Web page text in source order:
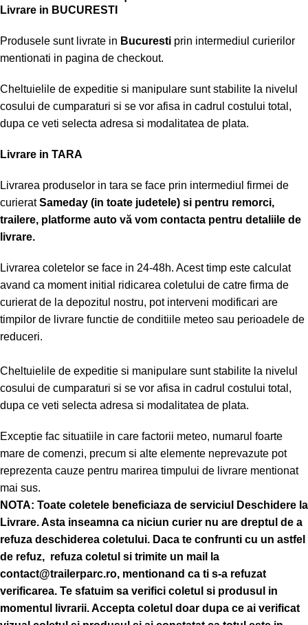
Livrare in BUCURESTI
Produsele sunt livrate in Bucuresti prin intermediul curierilor
mentionati in pagina de checkout.
Cheltuielile de expeditie si manipulare sunt stabilite la nivelul
cosului de cumparaturi si se vor afisa in cadrul costului total,
dupa ce veti selecta adresa si modalitatea de plata.
Livrare in TARA
Livrarea produselor in tara se face prin intermediul firmei de
curieratSameday (in toate judetele) si pentru remorci,
trailere, platforme auto vă vom contacta pentru detaliile de
livrare.
Livrarea coletelor se face in 24-48h. Acest timp este calculat
avand ca moment initial ridicarea coletului de catre firma de
curierat de la depozitul nostru, pot interveni modificari are
timpilor de livrare functie de conditiile meteo sau perioadele de
reduceri.
Cheltuielile de expeditie si manipulare sunt stabilite la nivelul
cosului de cumparaturi si se vor afisa in cadrul costului total,
dupa ce veti selecta adresa si modalitatea de plata.
Exceptie fac situatiile in care factorii meteo, numarul foarte
mare de comenzi, precum si alte elemente neprevazute pot
reprezenta cauze pentru marirea timpului de livrare mentionat
mai sus.
NOTA: Toate coletele beneficiaza de serviciul Deschidere la
Livrare. Asta inseamna ca niciun curier nu are dreptul de a
refuza deschiderea coletului. Daca te confrunti cu un astfel
de refuz, refuza coletul si trimite un mail la
contact@trailerparc.ro, mentionand ca ti s-a refuzat
verificarea. Te sfatuim sa verifici coletul si produsul in
momentul livrarii. Accepta coletul doar dupa ce ai verificat